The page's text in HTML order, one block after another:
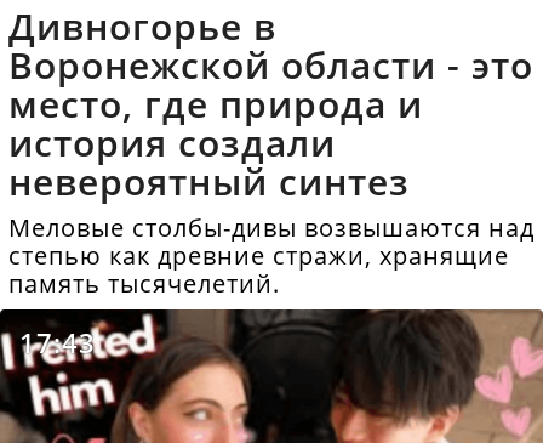
Дивногорье в
Воронежской области - это
место, где природа и
история создали
невероятный синтез
Меловые столбы-дивы возвышаются над
степью как древние стражи, хранящие
память тысячелетий.
17:43